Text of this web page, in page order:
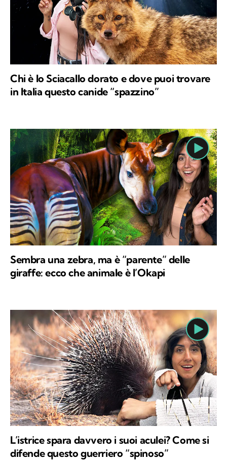
Chi è lo Sciacallo dorato e dove puoi trovare
in Italia questo canide “spazzino”
Sembra una zebra, ma è “parente” delle
giraffe: ecco che animale è l’Okapi
L’istrice spara davvero i suoi aculei? Come si
difende questo guerriero “spinoso”